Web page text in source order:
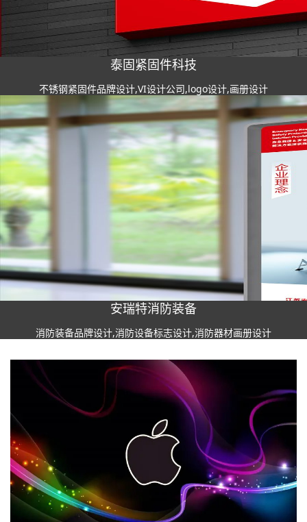
泰固紧固件科技
不锈钢紧固件品牌设计,VI设计公司,logo设计,画册设计
安瑞特消防装备
消防装备品牌设计,消防设备标志设计,消防器材画册设计